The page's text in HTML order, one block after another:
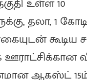
உள்ள 10
தலா, 1
கூடிய
ஆகஸ்ட்